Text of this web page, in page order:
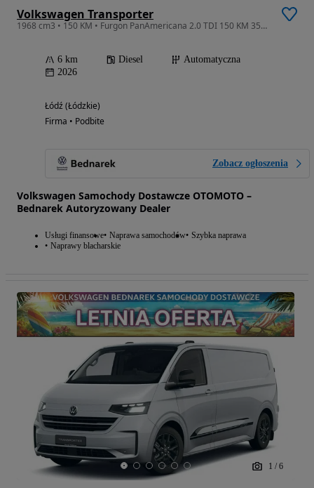
Volkswagen Transporter
1968 cm3 • 150 KM • Furgon PanAmericana 2.0 TDI 150 KM 3500mm Automat
6 km Diesel
Automatyczna
2026
Łódź (Łódzkie)
Firma • Podbite
Zobacz ogłoszenia
Volkswagen Samochody Dostawcze OTOMOTO –
Bednarek Autoryzowany Dealer
Usługi finansowe Naprawa samochodów Szybka naprawa
Naprawy blacharskie
1 / 6